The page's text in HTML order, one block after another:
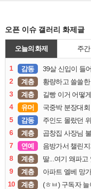
오픈 이슈 갤러리 화제글
오늘의 화제 주간
1 감동 39살 신입이 들
2
계층 황량하고 쓸쓸
3
계층 길빵 이거 어떻
4
유머 국중박 분장대
5
감동 주인도 몰랐던
6
계층 곱창집 사장님
7
연예 음방가서 챌린
8
계층 딸...여기 왜파고
9
계층 아파트 엘베 망
10
계층 (ㅎㅂ) 구독자